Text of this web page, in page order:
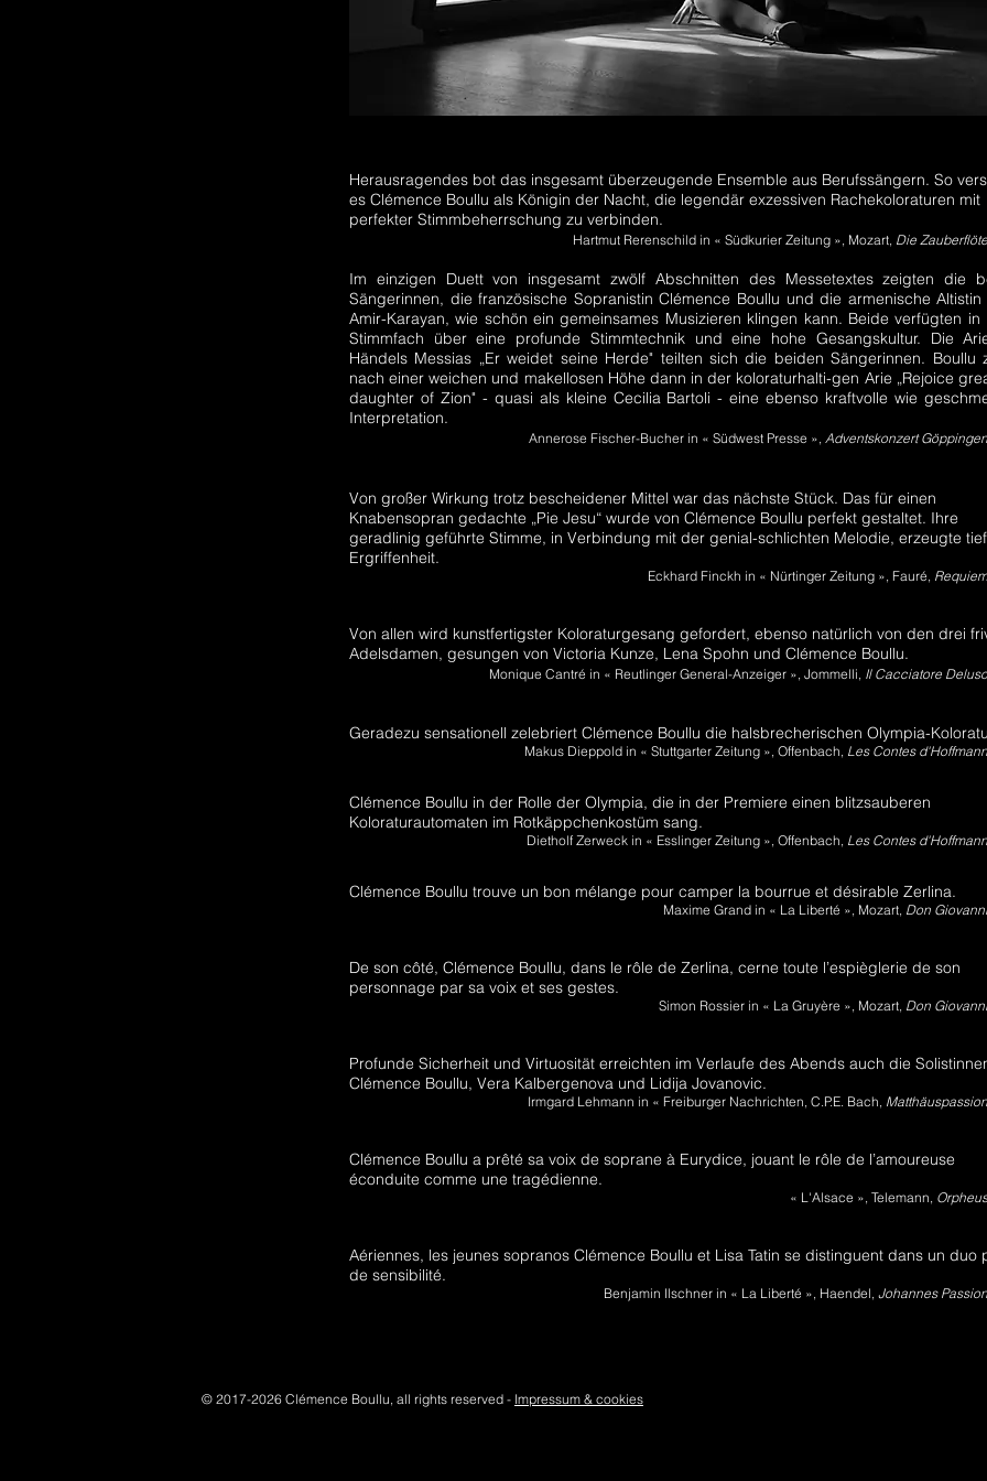
Herausragendes bot das insgesamt überzeugende Ensemble aus Berufssängern. So
es Clémence Boullu als Königin der Nacht, die legendär exzessiven Rachekoloraturen mit
perfekter Stimmbeherrschung zu verbinden.
Hartmut Rerenschild in « Südkurier Zeitung », Mozart, Die Zauberflöte
Im einzigen Duett von insgesamt zwölf Abschnitten des Messetextes zeigten die
Sängerinnen, die französische Sopranistin Clémence Boullu und die armenische Altistin
Amir-Karayan, wie schön ein gemeinsames Musizieren klingen kann. Beide verfügten in
Stimmfach über eine profunde Stimmtechnik und eine hohe Gesangskultur. Die
Händels Messias „Er weidet seine Herde" teilten sich die beiden Sängerinnen. Boullu
nach einer weichen und makellosen Höhe dann in der koloraturhalti-gen Arie „Rejoice
daughter of Zion" - quasi als kleine Cecilia Bartoli - eine ebenso kraftvolle wie
Interpretation.
Annerose Fischer-Bucher in « Südwest Presse », Adventskonzert Göppingen
Von großer Wirkung trotz bescheidener Mittel war das nächste Stück. Das für einen
Knabensopran gedachte „Pie Jesu“ wurde von Clémence Boullu perfekt gestaltet. Ihre
geradlinig geführte Stimme, in Verbindung mit der genial-schlichten Melodie, erzeugte
Ergriffenheit.
Eckhard Finckh in « Nürtinger Zeitung », Fauré, Requiem
Von allen wird kunstfertigster Koloraturgesang gefordert, ebenso natürlich von den drei
Adelsdamen, gesungen von Victoria Kunze, Lena Spohn und Clémence Boullu.
Monique Cantré in « Reutlinger General-Anzeiger », Jommelli, Il Cacciatore Deluso
Geradezu sensationell zelebriert Clémence Boullu die halsbrecherischen Olympia-
Makus Dieppold in « Stuttgarter Zeitung », Offenbach, Les Contes d'Hoffmann
Clémence Boullu in der Rolle der Olympia, die in der Premiere einen blitzsauberen
Koloraturautomaten im Rotkäppchenkostüm sang.
Dietholf Zerweck in « Esslinger Zeitung », Offenbach, Les Contes d'Hoffmann
Clémence Boullu trouve un bon mélange pour camper la bourrue et désirable Zerlina.
Maxime Grand in « La Liberté », Mozart, Don Giovanni
De son côté, Clémence Boullu, dans le rôle de Zerlina, cerne toute l’espièglerie de son
personnage par sa voix et ses gestes.
Simon Rossier in « La Gruyère », Mozart, Don Giovanni
Profunde Sicherheit und Virtuosität erreichten im Verlaufe des Abends auch die
Clémence Boullu, Vera Kalbergenova und Lidija Jovanovic.
Irmgard Lehmann in « Freiburger Nachrichten, C.P.E. Bach, Matthäuspassion
Clémence Boullu a prêté sa voix de soprane à Eurydice, jouant le rôle de l’amoureuse
éconduite comme une tragédienne.
« L'Alsace », Telemann, Orpheus
Aériennes, les jeunes sopranos Clémence Boullu et Lisa Tatin se distinguent dans un duo
de sensibilité.
Benjamin Ilschner in « La Liberté », Haendel, Johannes Passion
© 2017-2026 Clémence Boullu, all rights reserved - Impressum & cookies